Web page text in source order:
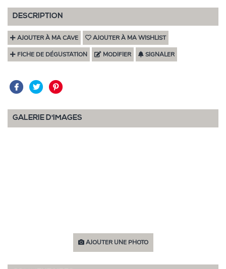
DESCRIPTION
AJOUTER À MA CAVE AJOUTER À MA WISHLIST
FICHE DE DÉGUSTATION MODIFIER SIGNALER
GALERIE D'IMAGES
AJOUTER UNE PHOTO